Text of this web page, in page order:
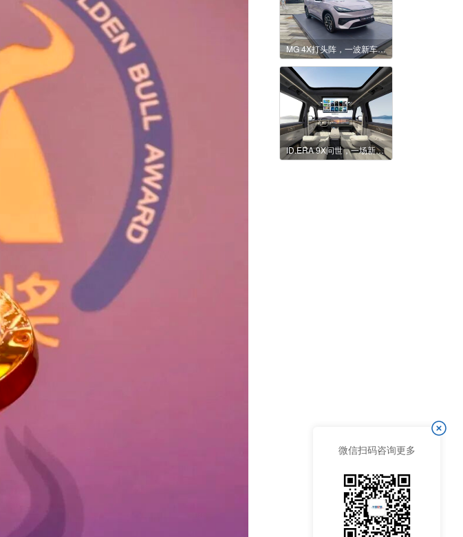
MG 4X打头阵，一波新车将上市，名爵这次本土反击战能打响吗？
ID.ERA 9X问世，一场新老势力造车话语权的争夺战
微信扫码咨询更多